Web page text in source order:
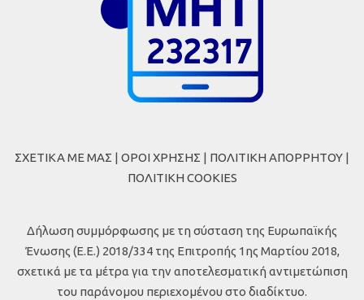
ΣΧΕΤΙΚΑ ΜΕ ΜΑΣ | ΟΡΟΙ ΧΡΗΣΗΣ | ΠΟΛΙΤΙΚΗ ΑΠΟΡΡΗΤΟΥ |
ΠΟΛΙΤΙΚΗ COOKIES
Δήλωση συμμόρφωσης με τη σύσταση της Ευρωπαϊκής
Ένωσης (Ε.Ε.) 2018/334 της Επιτροπής 1ης Μαρτίου 2018,
σχετικά με τα μέτρα για την αποτελεσματική αντιμετώπιση
του παράνομου περιεχομένου στο διαδίκτυο.